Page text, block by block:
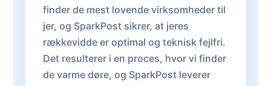
finder de mest lovende virksomheder til
jer, og SparkPost sikrer, at jeres
rækkevidde er optimal og teknisk fejlfri.
Det resulterer i en proces, hvor vi finder
de varme døre, og SparkPost leverer